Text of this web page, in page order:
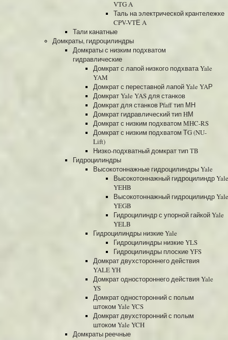
VTG A
Таль на электрической крантележке
CPV-VTЕ A
Тали канатные
Домкраты, гидроцилиндры
Домкраты с низким подхватом
гидравлические
Домкрат с лапой низкого подхвата Yale
YAM
Домкрат с переставной лапой Yale YAР
Домкрат Yale YAS для станков
Домкрат для станков Pfaff тип МН
Домкрат гидравлический тип HМ
Домкрат с низким подхватом MHC-RS
Домкрат с низким подхватом ТG (NU-
Lift)
Низко-подхватный домкрат тип TB
Гидроцилиндры
Высокотоннажные гидроцилиндры Yale
Высокотоннажный гидроцилиндр Yale
YEHB
Высокотоннажный гидроцилиндр Yale
YEGB
Гидроцилиндр с упорной гайкой Yale
YELB
Гидроцилиндры низкие Yale
Гидроцилиндры низкие YLS
Гидроцилиндры плоские YFS
Домкрат двухстороннего действия
YALE YH
Домкрат одностороннего действия Yale
YS
Домкрат односторонний с полым
штоком Yale YCS
Домкрат двухсторонний с полым
штоком Yale YCH
Домкраты реечные